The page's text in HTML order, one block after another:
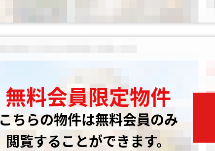
無料会員限定物件
こちらの物件は無料会員のみ
閲覧することができます。